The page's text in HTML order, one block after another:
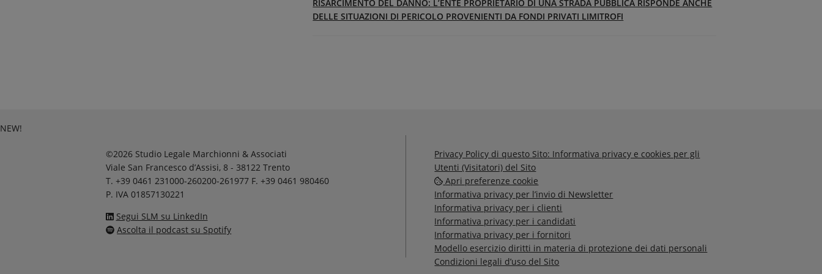
RISARCIMENTO DEL DANNO: L’ENTE PROPRIETARIO DI UNA STRADA PUBBLICA RISPONDE ANCHE
DELLE SITUAZIONI DI PERICOLO PROVENIENTI DA FONDI PRIVATI LIMITROFI
NEW!
©2026 Studio Legale Marchionni & Associati
Viale San Francesco d’Assisi, 8 - 38122 Trento
T. +39 0461 231000-260200-261977 F. +39 0461 980460
P. IVA 01857130221
Segui SLM su LinkedIn
Ascolta il podcast su Spotify
Privacy Policy di questo Sito: Informativa privacy e cookies per gli
Utenti (Visitatori) del Sito
Apri preferenze cookie
Informativa privacy per l’invio di Newsletter
Informativa privacy per i clienti
Informativa privacy per i candidati
Informativa privacy per i fornitori
Modello esercizio diritti in materia di protezione dei dati personali
Condizioni legali d’uso del Sito